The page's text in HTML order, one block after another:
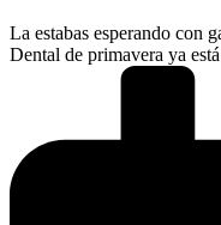
La estabas esperando con
Dental de primavera ya